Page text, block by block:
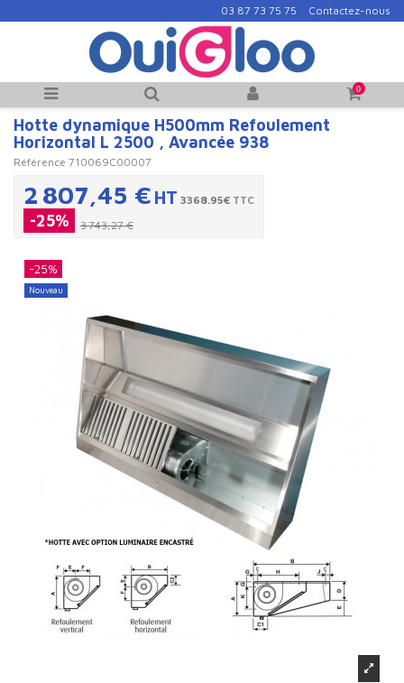
03 87 73 75 75 Contactez-nous
0
Hotte dynamique H500mm Refoulement
Horizontal L 2500 , Avancée 938
Référence 710069C00007
2 807,45 € HT 3368.95€ TTC
-25% 3 743,27 €
-25%
Nouveau